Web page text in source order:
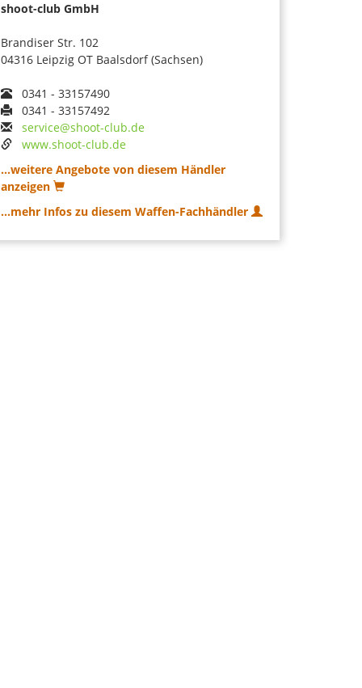
shoot-club GmbH
Brandiser Str. 102
04316 Leipzig OT Baalsdorf (Sachsen)
0341 - 33157490
0341 - 33157492
service@shoot-club.de
www.shoot-club.de
...weitere Angebote von diesem Händler
anzeigen
...mehr Infos zu diesem Waffen-Fachhändler